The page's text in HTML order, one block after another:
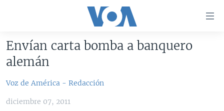
accesibilidad
Salte
contenido
Salte
AMÉRICA DEL NORTE
HAITÍ
VOTO DIVIDIDO
VOA VERIFICA UCRANIA/RUSIA
AMÉRICA LATINA
Envían carta bomba a banquero
alemán
Voz de América - Redacción
diciembre 07, 2011